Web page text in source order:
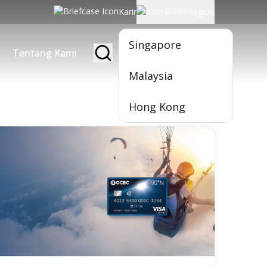
Karir
Singapore
Malaysia
Hong Kong
Tentang Kami Jadi Nasabah